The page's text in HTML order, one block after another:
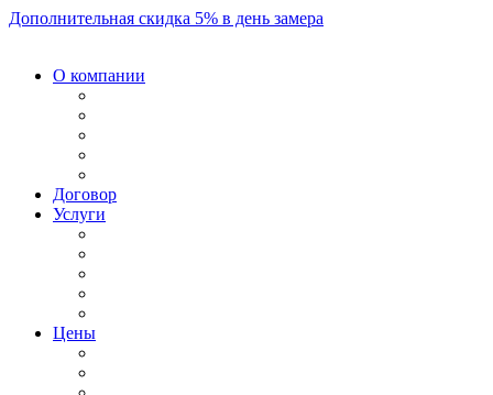
Дополнительная скидка 5% в день замера
О компании
Договор
Услуги
Цены